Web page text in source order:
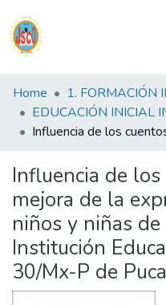
Communities
&
Collections
Statistics
Reglamento
Formatos
Home
Influencia de
mejora de la
niños y niñas
Institución
30/Mx-P de